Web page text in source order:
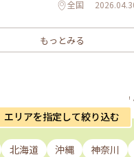
全国
もっとみる
エリアを指定して絞り込む
北海道 沖縄 神奈川